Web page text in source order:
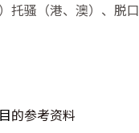
托骚（港、澳）、脱口
的参考资料